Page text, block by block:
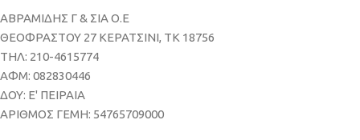
ΑΒΡΑΜΙΔΗΣ Γ & ΣΙΑ Ο.Ε
ΘΕΟΦΡΑΣΤΟΥ 27 ΚΕΡΑΤΣΙΝΙ, ΤΚ 18756
ΤΗΛ: 210-4615774
ΑΦΜ: 082830446
ΔΟΥ: Ε' ΠΕΙΡΑΙΑ
ΑΡΙΘΜΟΣ ΓΕΜΗ: 54765709000